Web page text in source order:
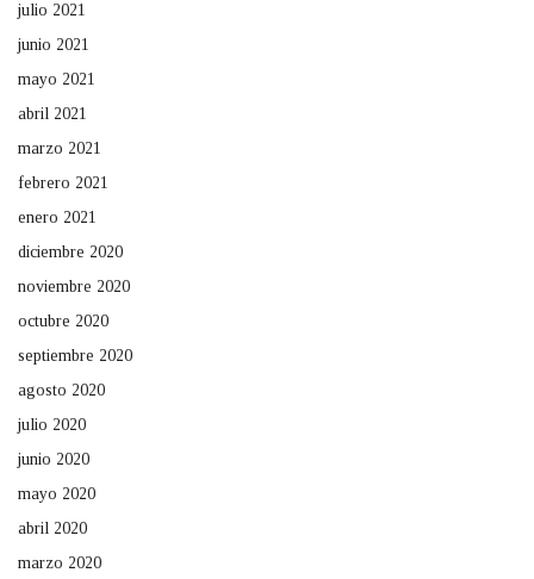
julio 2021
junio 2021
mayo 2021
abril 2021
marzo 2021
febrero 2021
enero 2021
diciembre 2020
noviembre 2020
octubre 2020
septiembre 2020
agosto 2020
julio 2020
junio 2020
mayo 2020
abril 2020
marzo 2020